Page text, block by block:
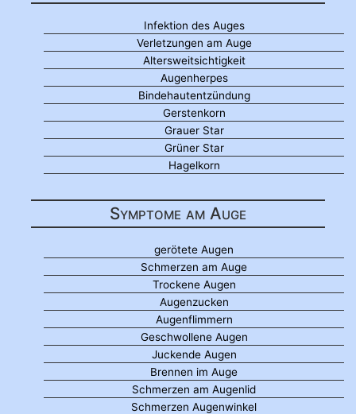
Infektion des Auges
Verletzungen am Auge
Altersweitsichtigkeit
Augenherpes
Bindehautentzündung
Gerstenkorn
Grauer Star
Grüner Star
Hagelkorn
Symptome am Auge
gerötete Augen
Schmerzen am Auge
Trockene Augen
Augenzucken
Augenflimmern
Geschwollene Augen
Juckende Augen
Brennen im Auge
Schmerzen am Augenlid
Schmerzen Augenwinkel